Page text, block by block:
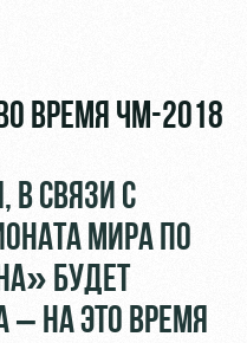
ВРЕМЯ ЧМ-2018
В СВЯЗИ С
МИРА ПО
БУДЕТ
– НА ЭТО ВРЕМЯ